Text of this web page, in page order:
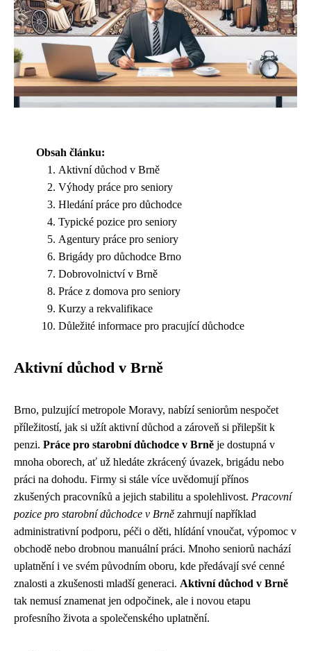
Obsah článku:
Aktivní důchod v Brně
Výhody práce pro seniory
Hledání práce pro důchodce
Typické pozice pro seniory
Agentury práce pro seniory
Brigády pro důchodce Brno
Dobrovolnictví v Brně
Práce z domova pro seniory
Kurzy a rekvalifikace
Důležité informace pro pracující důchodce
Aktivní důchod v Brně
Brno, pulzující metropole Moravy, nabízí seniorům nespočet
příležitostí, jak si užít aktivní důchod a zároveň si přilepšit k
penzi. Práce pro starobní důchodce v Brně je dostupná v
mnoha oborech, ať už hledáte zkrácený úvazek, brigádu nebo
práci na dohodu. Firmy si stále více uvědomují přínos
zkušených pracovníků a jejich stabilitu a spolehlivost. Pracovní
pozice pro starobní důchodce v Brně zahrnují například
administrativní podporu, péči o děti, hlídání vnoučat, výpomoc v
obchodě nebo drobnou manuální práci. Mnoho seniorů nachází
uplatnění i ve svém původním oboru, kde předávají své cenné
znalosti a zkušenosti mladší generaci. Aktivní důchod v Brně
tak nemusí znamenat jen odpočinek, ale i novou etapu
profesního života a společenského uplatnění.